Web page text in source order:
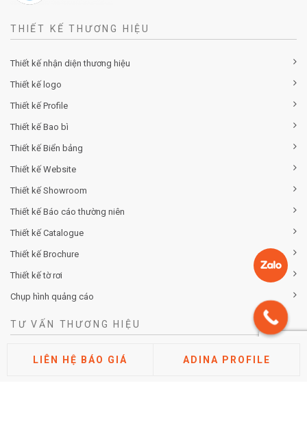
THIẾT KẾ THƯƠNG HIỆU
Thiết kế nhận diện thương hiệu
Thiết kế logo
Thiết kế Profile
Thiết kế Bao bì
Thiết kế Biển bảng
Thiết kế Website
Thiết kế Showroom
Thiết kế Báo cáo thường niên
Thiết kế Catalogue
Thiết kế Brochure
Thiết kế tờ rơi
Chụp hình quảng cáo
TƯ VẤN THƯƠNG HIỆU
Tư vấn chiến lược khác biệt hóa thương hiệu
LIÊN HỆ BÁO GIÁ ADINA PROFILE